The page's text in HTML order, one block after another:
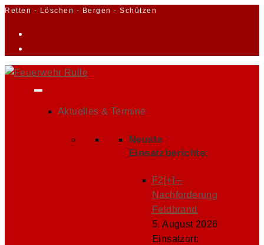
Zum
Retten - Löschen - Bergen - Schützen
Aktuelles & Termine
Neuste
Einsatzberichte:
F2[+] –
Nachforderung
Feldbrand
5. August 2026
Einsatzort: